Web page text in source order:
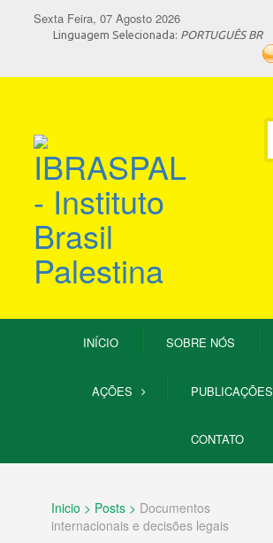
Sexta Feira, 07 Agosto 2026
Linguagem Selecionada: PORTUGUÊS BR
INÍCIO SOBRE NÓS
AÇÕES PUBLICAÇÕES
CONTATO
Inicio > Posts > Documentos
internacionais e decisões legais